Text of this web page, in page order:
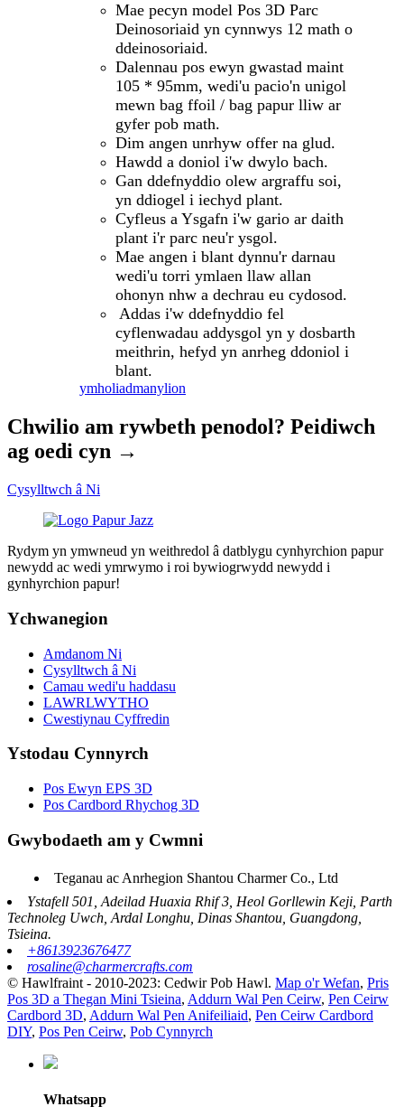
Mae pecyn model Pos 3D Parc
Deinosoriaid yn cynnwys 12 math o
ddeinosoriaid.
Dalennau pos ewyn gwastad maint
105 * 95mm, wedi'u pacio'n unigol
mewn bag ffoil / bag papur lliw ar
gyfer pob math.
Dim angen unrhyw offer na glud.
Hawdd a doniol i'w dwylo bach.
Gan ddefnyddio olew argraffu soi,
yn ddiogel i iechyd plant.
Cyfleus a Ysgafn i'w gario ar daith
plant i'r parc neu'r ysgol.
Mae angen i blant dynnu'r darnau
wedi'u torri ymlaen llaw allan
ohonyn nhw a dechrau eu cydosod.
Addas i'w ddefnyddio fel
cyflenwadau addysgol yn y dosbarth
meithrin, hefyd yn anrheg ddoniol i
blant.
ymholiadmanylion
Chwilio am rywbeth penodol? Peidiwch
ag oedi cyn →
Cysylltwch â Ni
Rydym yn ymwneud yn weithredol â datblygu cynhyrchion papur
newydd ac wedi ymrwymo i roi bywiogrwydd newydd i
gynhyrchion papur!
Ychwanegion
Amdanom Ni
Cysylltwch â Ni
Camau wedi'u haddasu
LAWRLWYTHO
Cwestiynau Cyffredin
Ystodau Cynnyrch
Pos Ewyn EPS 3D
Pos Cardbord Rhychog 3D
Gwybodaeth am y Cwmni
Teganau ac Anrhegion Shantou Charmer Co., Ltd
Ystafell 501, Adeilad Huaxia Rhif 3, Heol Gorllewin Keji, Parth
Technoleg Uwch, Ardal Longhu, Dinas Shantou, Guangdong,
Tsieina.
+8613923676477
rosaline@charmercrafts.com
© Hawlfraint - 2010-2023: Cedwir Pob Hawl. Map o'r Wefan, Pris
Pos 3D a Thegan Mini Tsieina, Addurn Wal Pen Ceirw, Pen Ceirw
Cardbord 3D, Addurn Wal Pen Anifeiliaid, Pen Ceirw Cardbord
DIY, Pos Pen Ceirw, Pob Cynnyrch
Whatsapp